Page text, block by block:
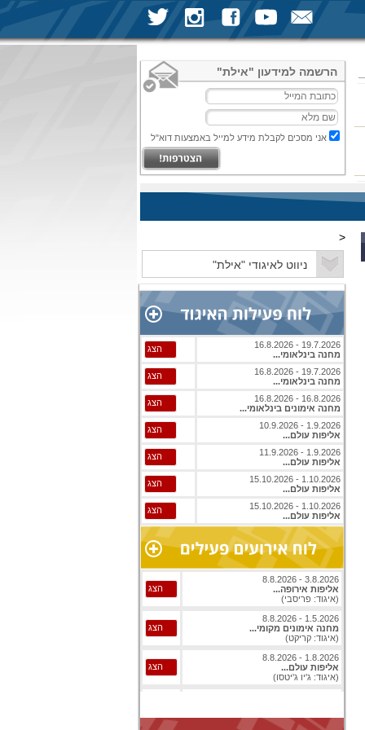
הרשמה למידעון "אילת"
אני מסכים לקבלת מידע למייל באמצעות דוא"ל
<
19.7.2026 - 16.8.2026
מחנה בינלאומי...
הצג
19.7.2026 - 16.8.2026
מחנה בינלאומי...
הצג
16.8.2026 - 16.8.2026
מחנה אימונים בינלאומי...
הצג
1.9.2026 - 10.9.2026
אליפות עולם...
הצג
1.9.2026 - 11.9.2026
אליפות עולם...
הצג
1.10.2026 - 15.10.2026
אליפות עולם...
הצג
1.10.2026 - 15.10.2026
אליפות עולם...
הצג
אליפות אירופה...
(איגוד: פריסבי)
הצג
מחנה אימונים מקומי...
(איגוד: קריקט)
הצג
אליפות עולם...
(איגוד: ג'יו ג'יטסו)
הצג